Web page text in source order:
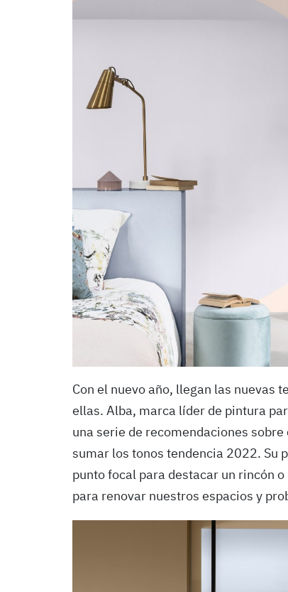
Con el nuevo año, llegan las nuevas
ellas. Alba, marca líder de pintura
una serie de recomendaciones
sumar los tonos tendencia 2022. Su
punto focal para destacar un rincón
para renovar nuestros espacios y